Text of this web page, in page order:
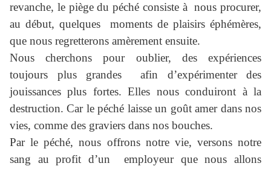
revanche, le piège du péché consiste à nous procurer,
au début, quelques moments de plaisirs éphémères,
que nous regretterons amèrement ensuite.
Nous cherchons pour oublier, des expériences
toujours plus grandes afin d’expérimenter des
jouissances plus fortes. Elles nous conduiront à la
destruction. Car le péché laisse un goût amer dans nos
vies, comme des graviers dans nos bouches.
Par le péché, nous offrons notre vie, versons notre
sang au profit d’un employeur que nous allons